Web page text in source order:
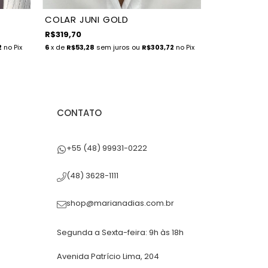
no Pix
COLAR JUNI GOLD
R$319,70
6x de R$53,28 sem juros ou R$303,72 no Pix
CONTATO
+55 (48) 99931-0222
(48) 3628-1111
shop@marianadias.com.br
Segunda a Sexta-feira: 9h às 18h
Avenida Patrício Lima, 204